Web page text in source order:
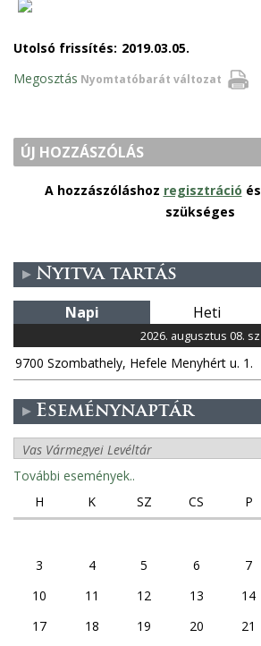
Utolsó frissítés: 2019.03.05.
Nyomtatóbarát változat
Megosztás
ÚJ HOZZÁSZÓLÁS
A hozzászóláshoz regisztráció és
szükséges
Nyitva tartás
Napi Heti
2026. augusztus 08. sz
9700 Szombathely, Hefele Menyhért u. 1.
Eseménynaptár
További események..
H
K SZ CS P
3
4 5 6 7
10
11 12 13 14
17
18 19 20 21